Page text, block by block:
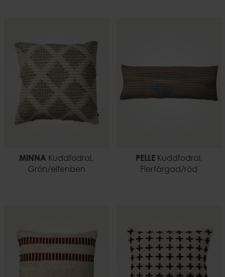
MINNA Kuddfodral,
Grön/elfenben
PELLEKuddfodral,
Flerfärgad/röd